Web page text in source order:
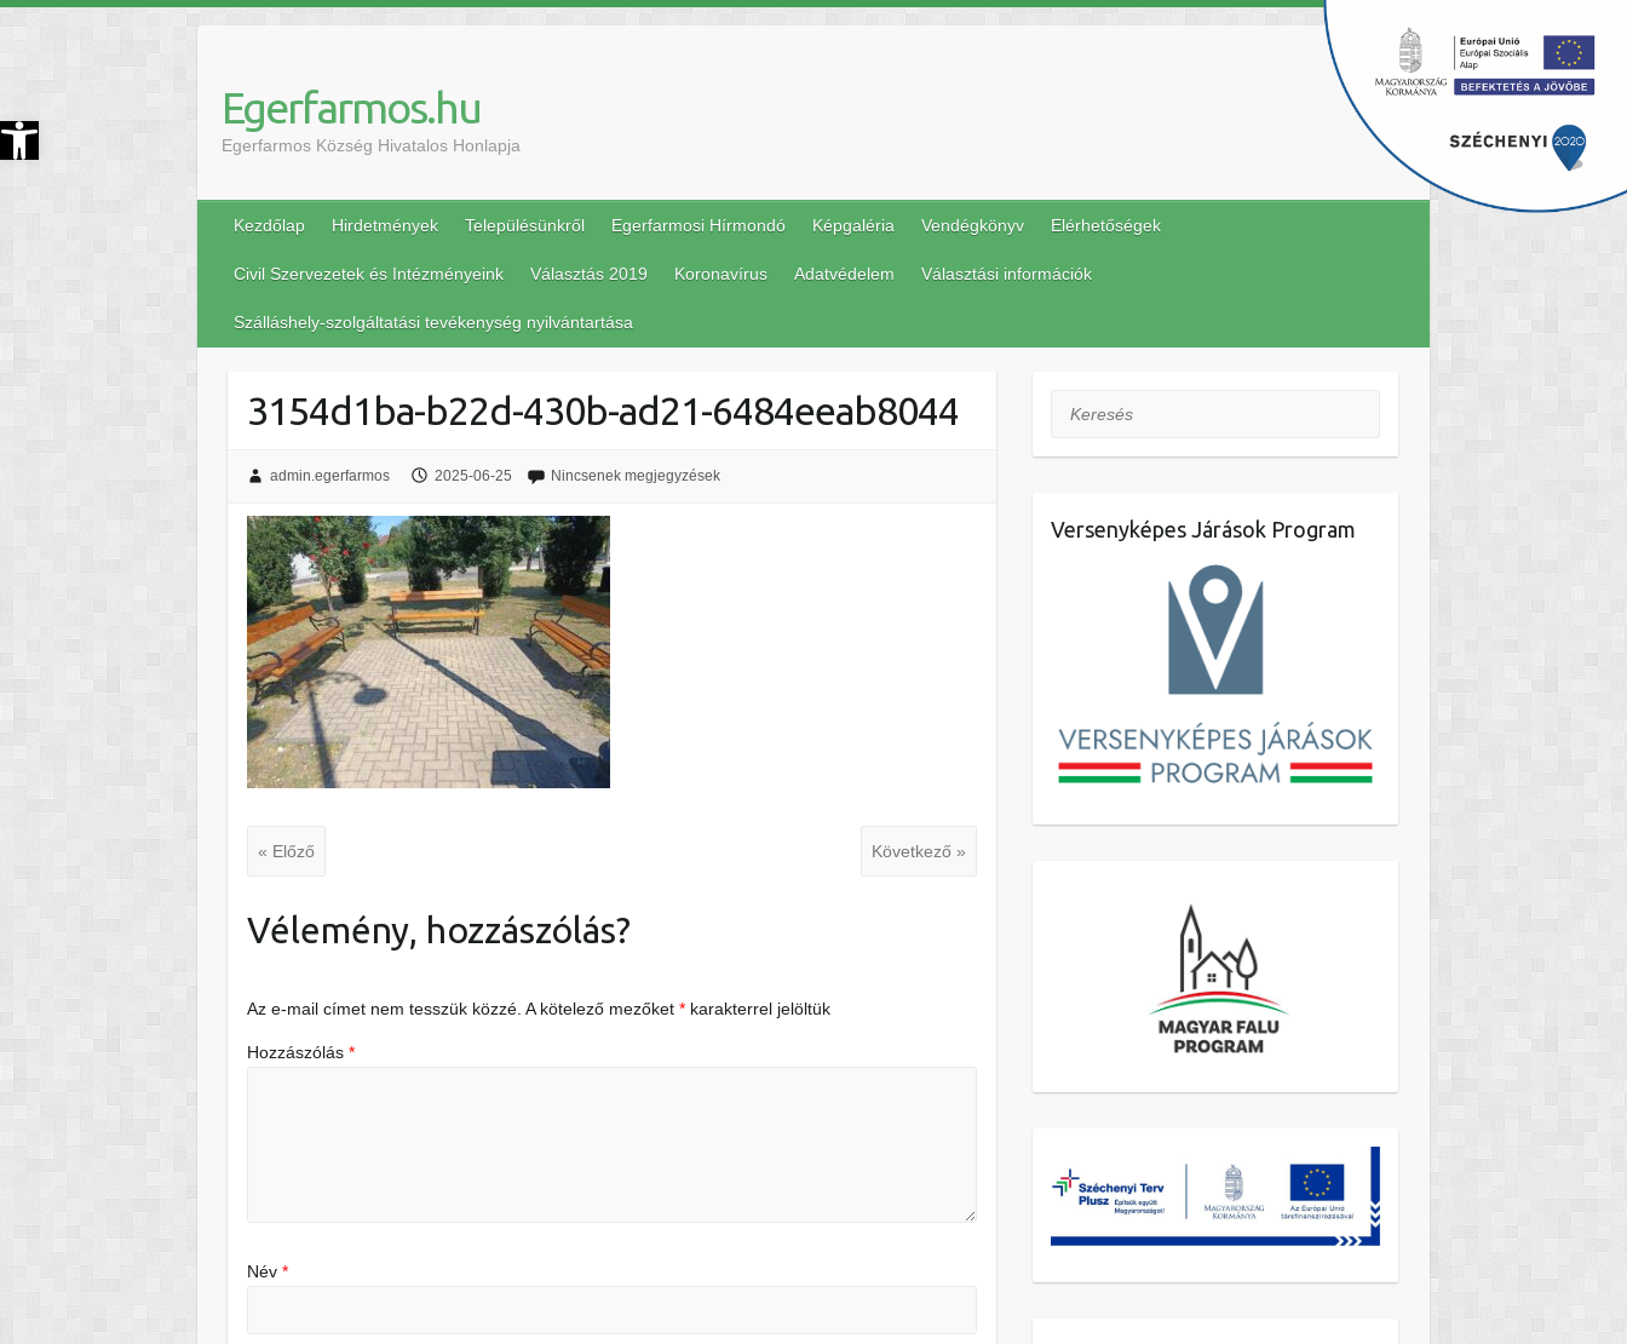
Eszköztár megnyitása Egerfarmos.hu
Egerfarmos Község Hivatalos Honlapja
Kezdőlap Hirdetmények Településünkről Egerfarmosi Hírmondó Képgaléria Vendégkönyv Elérhetőségek
Civil Szervezetek és Intézményeink Választás 2019 Koronavírus Adatvédelem Választási információk
Szálláshely-szolgáltatási tevékenység nyilvántartása
3154d1ba-b22d-430b-ad21-6484eeab8044
admin.egerfarmos 2025-06-25 Nincsenek megjegyzések
« Előző Következő »
Vélemény, hozzászólás?
Az e-mail címet nem tesszük közzé. A kötelező mezőket* karakterrel jelöltük
Hozzászólás*
Név*
Keresés
Versenyképes Járások Program